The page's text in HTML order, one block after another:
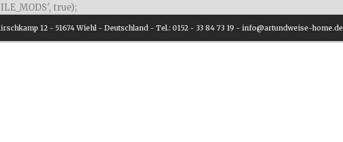
true);
12 - 51674 Wiehl - Deutschland - Tel.: 0152 - 33 84 73 19 - info@artundweise-home.de